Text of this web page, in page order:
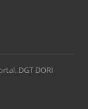
DGT DORI